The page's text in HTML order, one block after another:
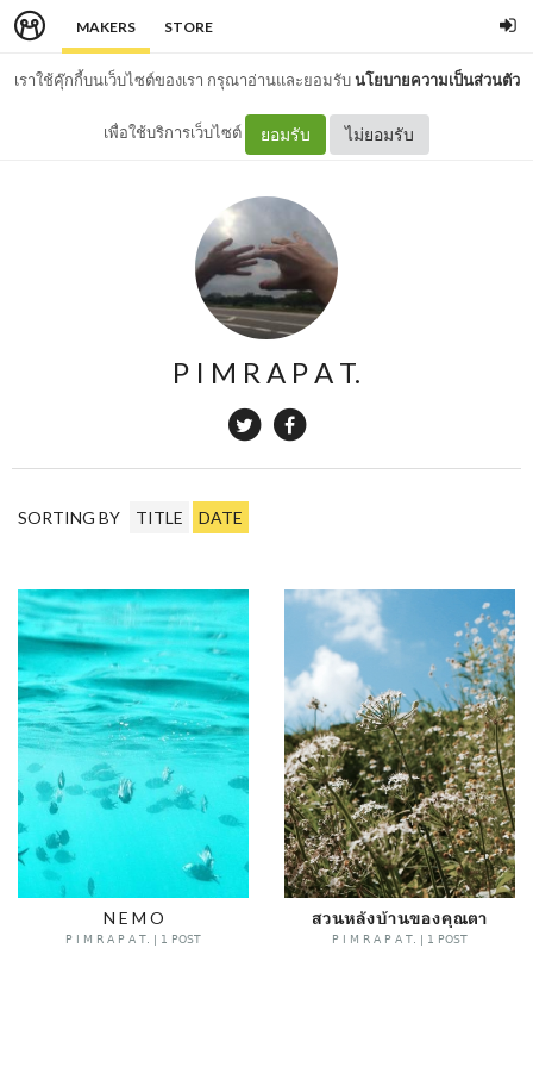
MAKERS STORE
เราใช้คุ๊กกี้บนเว็บไซต์ของเรา กรุณาอ่านและยอมรับนโยบายความเป็นส่วนตัว
เพื่อใช้บริการเว็บไซต์ ยอมรับ ไม่ยอมรับ
P I M R A P A T.
SORTING BY TITLE DATE
N E M O
P I M R A P A T. | 1 POST
สวนหลังบ้านของคุณตา
P I M R A P A T. | 1 POST